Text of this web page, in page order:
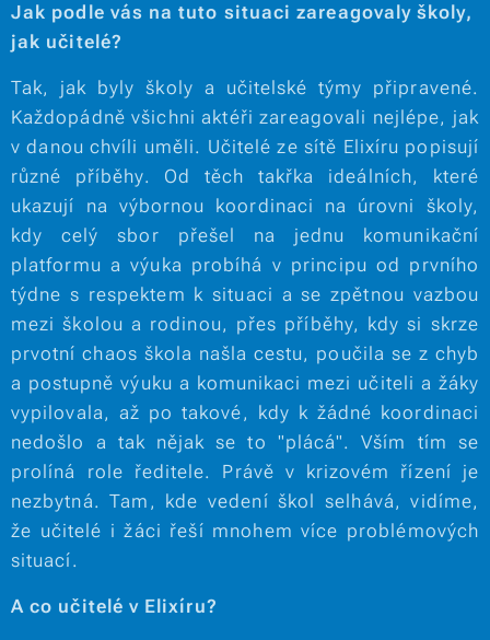
Jak podle vás na tuto situaci zareagovaly školy,
jak učitelé?
Tak, jak byly školy a učitelské týmy připravené.
Každopádně všichni aktéři zareagovali nejlépe, jak
v danou chvíli uměli. Učitelé ze sítě Elixíru popisují
různé příběhy. Od těch takřka ideálních, které
ukazují na výbornou koordinaci na úrovni školy,
kdy celý sbor přešel na jednu komunikační
platformu a výuka probíhá v principu od prvního
týdne s respektem k situaci a se zpětnou vazbou
mezi školou a rodinou, přes příběhy, kdy si skrze
prvotní chaos škola našla cestu, poučila se z chyb
a postupně výuku a komunikaci mezi učiteli a žáky
vypilovala, až po takové, kdy k žádné koordinaci
nedošlo a tak nějak se to "plácá". Vším tím se
prolíná role ředitele. Právě v krizovém řízení je
nezbytná. Tam, kde vedení škol selhává, vidíme,
že učitelé i žáci řeší mnohem více problémových
situací.
A co učitelé v Elixíru?